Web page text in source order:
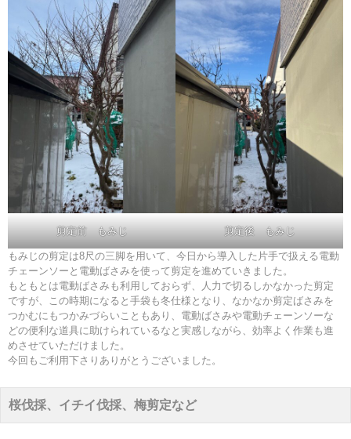
剪定前 もみじ 剪定後 もみじ
もみじの剪定は8尺の三脚を用いて、今日から導入した片手で扱える電動
チェーンソーと電動ばさみを使って剪定を進めていきました。
もともとは電動ばさみも利用しておらず、人力で切るしかなかった剪定
ですが、この時期になると手袋も冬仕様となり、なかなか剪定ばさみを
つかむにもつかみづらいこともあり、電動ばさみや電動チェーンソーな
どの便利な道具に助けられているなと実感しながら、効率よく作業も進
めさせていただけました。
今回もご利用下さりありがとうございました。
桜伐採、イチイ伐採、梅剪定など